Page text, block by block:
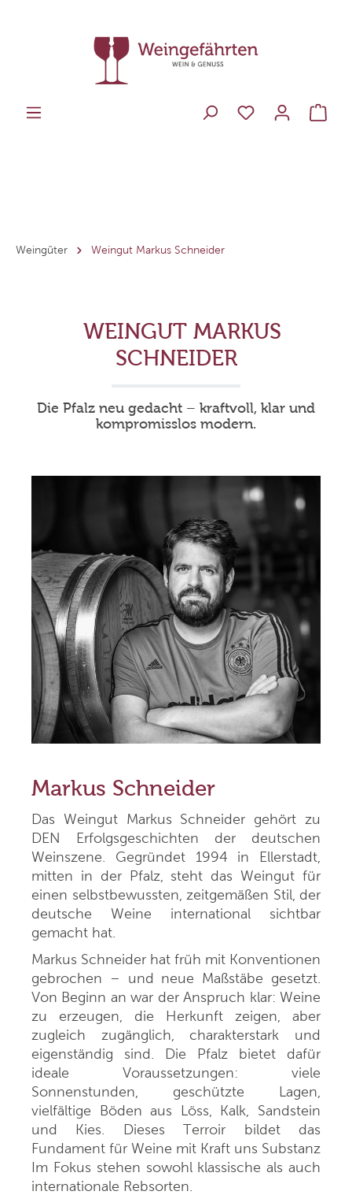
Weingüter Weingut Markus Schneider
WEINGUT MARKUS
SCHNEIDER
Die Pfalz neu gedacht – kraftvoll, klar und
kompromisslos modern.
Markus Schneider
Das Weingut Markus Schneider gehört zu
DEN Erfolgsgeschichten der deutschen
Weinszene. Gegründet 1994 in Ellerstadt,
mitten in der Pfalz, steht das Weingut für
einen selbstbewussten, zeitgemäßen Stil, der
deutsche Weine international sichtbar
gemacht hat.
Markus Schneider hat früh mit Konventionen
gebrochen – und neue Maßstäbe gesetzt.
Von Beginn an war der Anspruch klar: Weine
zu erzeugen, die Herkunft zeigen, aber
zugleich zugänglich, charakterstark und
eigenständig sind. Die Pfalz bietet dafür
ideale Voraussetzungen: viele
Sonnenstunden, geschützte Lagen,
vielfältige Böden aus Löss, Kalk, Sandstein
und Kies. Dieses Terroir bildet das
Fundament für Weine mit Kraft uns Substanz
Im Fokus stehen sowohl klassische als auch
internationale Rebsorten.